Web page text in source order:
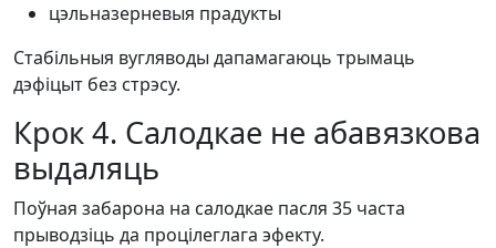
цэльназерневыя прадукты
Стабільныя вугляводы дапамагаюць трымаць
дэфіцыт без стрэсу.
Крок 4. Салодкае не абавязкова
выдаляць
Поўная забарона на салодкае пасля 35 часта
прыводзіць да процілеглага эфекту.